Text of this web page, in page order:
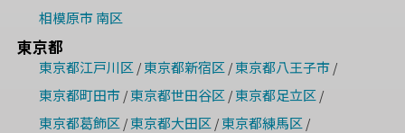
相模原市 南区
東京都
東京都江戸川区 / 東京都新宿区 / 東京都八王子市/
東京都町田市/ 東京都世田谷区 / 東京都足立区 /
東京都葛飾区 / 東京都大田区 / 東京都練馬区 /